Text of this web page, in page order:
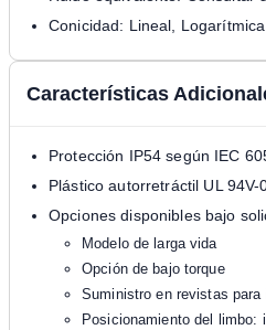
Conicidad: Lineal,
Características
Protección IP54 según IEC
Plástico autorretráctil UL 94V-
Opciones disponibles bajo
Modelo de larga vida
Opción de bajo torque
Suministro en revistas
Posicionamiento del limbo: